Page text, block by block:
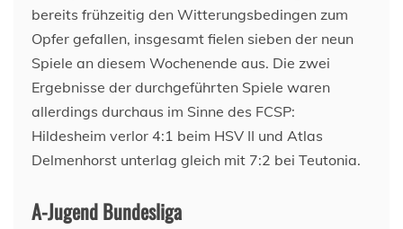
bereits frühzeitig den Witterungsbedingen zum
Opfer gefallen, insgesamt fielen sieben der neun
Spiele an diesem Wochenende aus. Die zwei
Ergebnisse der durchgeführten Spiele waren
allerdings durchaus im Sinne des FCSP:
Hildesheim verlor 4:1 beim HSV II und Atlas
Delmenhorst unterlag gleich mit 7:2 bei Teutonia.
A-Jugend Bundesliga